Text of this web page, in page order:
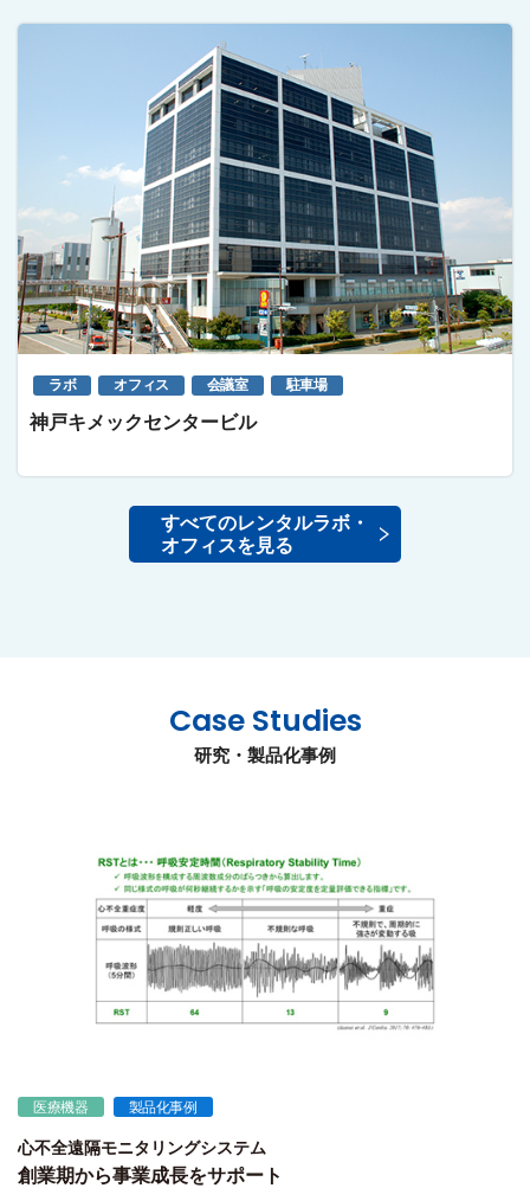
ラボ オフィス 会議室 駐車場
神戸キメックセンタービル
すべてのレンタルラボ・
オフィスを見る
Case Studies
研究・製品化事例
医療機器 製品化事例
心不全遠隔モニタリングシステム
創業期から事業成長をサポート